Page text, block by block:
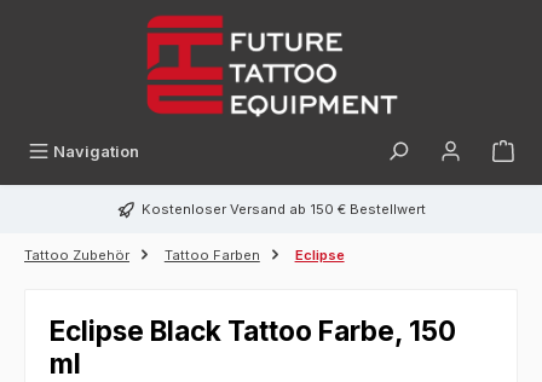
Navigation
Kostenloser Versand ab 150 € Bestellwert
Tattoo Zubehör Tattoo Farben Eclipse
Eclipse Black Tattoo Farbe, 150
ml